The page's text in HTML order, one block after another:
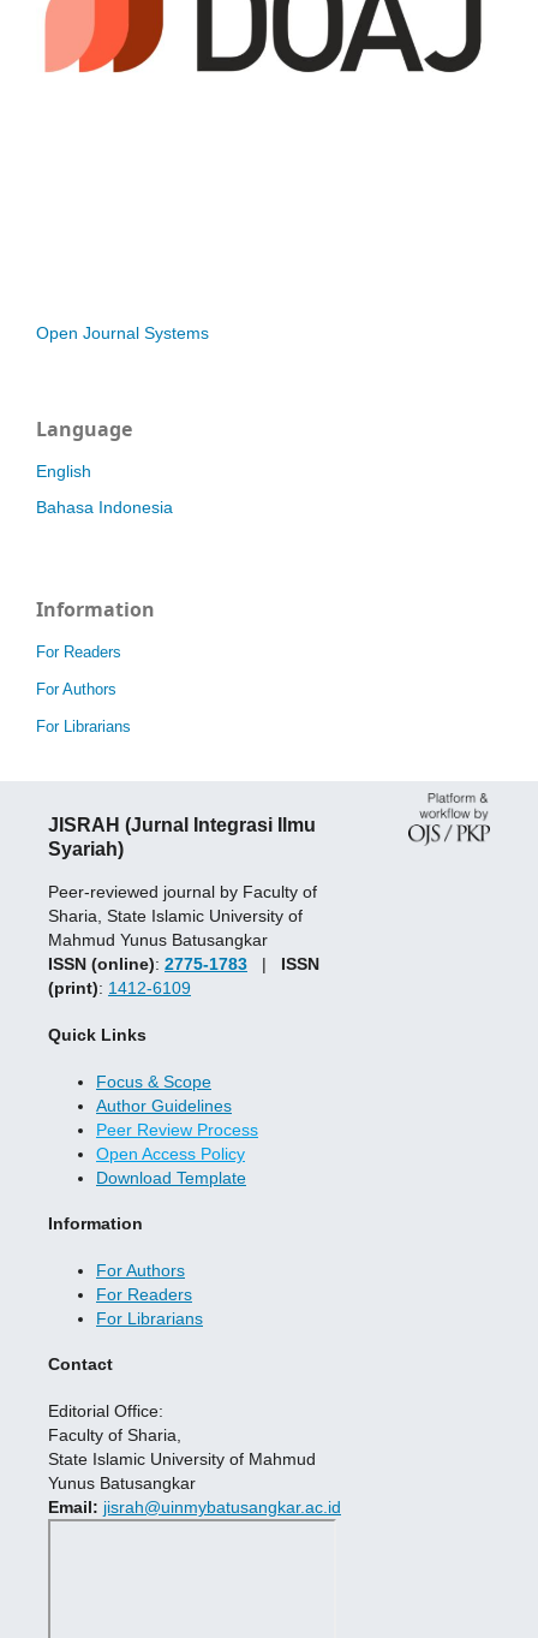
Open Journal Systems
Language
English
Bahasa Indonesia
Information
For Readers
For Authors
For Librarians
JISRAH (Jurnal Integrasi Ilmu
Syariah)
Peer-reviewed journal by Faculty of
Sharia, State Islamic University of
Mahmud Yunus Batusangkar
ISSN (online): 2775-1783 | ISSN
(print): 1412-6109
Quick Links
Focus & Scope
Author Guidelines
Peer Review Process
Open Access Policy
Download Template
Information
For Authors
For Readers
For Librarians
Contact
Editorial Office:
Faculty of Sharia,
State Islamic University of Mahmud
Yunus Batusangkar
Email: jisrah@uinmybatusangkar.ac.id